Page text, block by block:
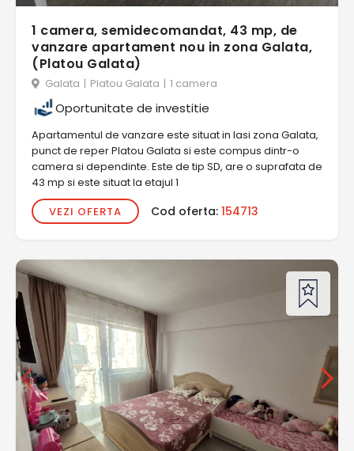
1 camera, semidecomandat, 43 mp, de
vanzare apartament nou in zona Galata,
(Platou Galata)
Galata | Platou Galata | 1 camera
Oportunitate de investitie
Apartamentul de vanzare este situat in Iasi zona Galata,
punct de reper Platou Galata si este compus dintr-o
camera si dependinte. Este de tip SD, are o suprafata de
43 mp si este situat la etajul 1
VEZI OFERTA
Cod oferta: 154713